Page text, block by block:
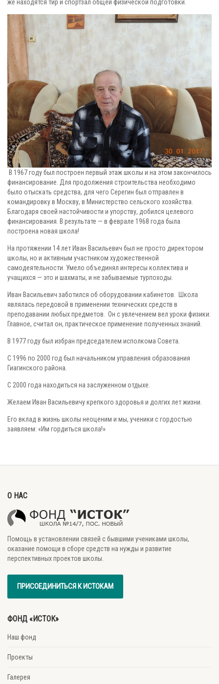
же находятся тир и спортзал общей физической подготовки.
В 1967 году был построен первый этаж школы и на этом закончилось
финансирование. Для продолжения строительства необходимо
было отыскать средства, для чего Серегин был отправлен в
командировку в Москву, в Министерство сельского хозяйства.
Благодаря своей настойчивости и упорству, добился целевого
финансирования. В результате — в феврале 1968 года была
построена новая школа!
На протяжении 14 лет Иван Васильевич был не просто директором
школы, но и активным участником художественной
самодеятельности. Умело объединял интересы коллектива и
учащихся — это и шахматы, и не забываемые турпоходы.
Иван Васильевич заботился об оборудовании кабинетов. Школа
являлась передовой в применении технических средств в
преподавании любых предметов. Он с увлечением вел уроки физики.
Главное, считал он, практическое применение полученных знаний.
В 1977 году был избран председателем исполкома Совета.
С 1996 по 2000 год был начальником управления образования
Гиагинского района.
С 2000 года находиться на заслуженном отдыхе.
Желаем Иван Васильевичу крепкого здоровья и долгих лет жизни.
Его вклад в жизнь школы неоценим и мы, ученики с гордостью
заявляем: «Им гордиться школа!»
О НАС
Помощь в установлении связей с бывшими учениками школы,
оказание помощи в сборе средств на нужды и развитие
перспективных проектов школы.
ПРИСОЕДИНИТЬСЯ К ИСТОКАМ
ФОНД «ИСТОК»
Наш фонд
Проекты
Галерея